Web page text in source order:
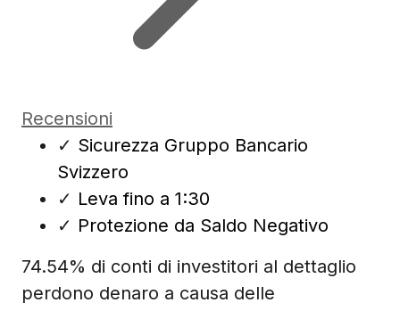
Recensioni
✓ Sicurezza Gruppo Bancario
Svizzero
✓ Leva fino a 1:30
✓ Protezione da Saldo Negativo
74.54% di conti di investitori al dettaglio
perdono denaro a causa delle